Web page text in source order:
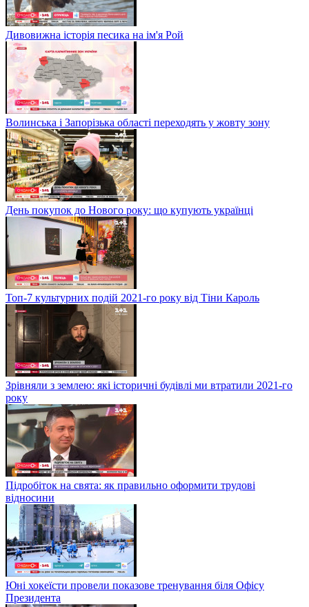
Дивовижна історія песика на ім'я Рой
Волинська і Запорізька області переходять у жовту зону
День покупок до Нового року: що купують українці
Топ-7 культурних подій 2021-го року від Тіни Кароль
Зрівняли з землею: які історичні будівлі ми втратили 2021-го
року
Підробіток на свята: як правильно оформити трудові
відносини
Юні хокеїсти провели показове тренування біля Офісу
Президента